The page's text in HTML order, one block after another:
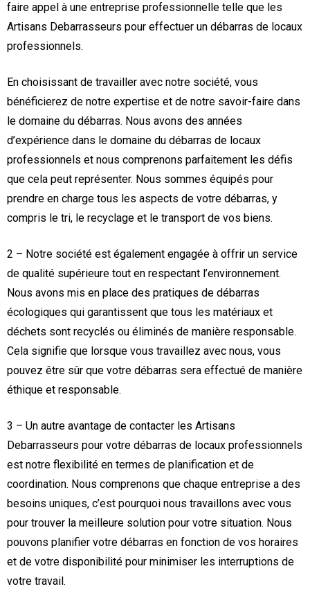
faire appel à une entreprise professionnelle telle que les
Artisans Debarrasseurs pour effectuer un débarras de locaux
professionnels.
En choisissant de travailler avec notre société, vous
bénéficierez de notre expertise et de notre savoir-faire dans
le domaine du débarras. Nous avons des années
d’expérience dans le domaine du débarras de locaux
professionnels et nous comprenons parfaitement les défis
que cela peut représenter. Nous sommes équipés pour
prendre en charge tous les aspects de votre débarras, y
compris le tri, le recyclage et le transport de vos biens.
2 – Notre société est également engagée à offrir un service
de qualité supérieure tout en respectant l’environnement.
Nous avons mis en place des pratiques de débarras
écologiques qui garantissent que tous les matériaux et
déchets sont recyclés ou éliminés de manière responsable.
Cela signifie que lorsque vous travaillez avec nous, vous
pouvez être sûr que votre débarras sera effectué de manière
éthique et responsable.
3 – Un autre avantage de contacter les Artisans
Debarrasseurs pour votre débarras de locaux professionnels
est notre flexibilité en termes de planification et de
coordination. Nous comprenons que chaque entreprise a des
besoins uniques, c’est pourquoi nous travaillons avec vous
pour trouver la meilleure solution pour votre situation. Nous
pouvons planifier votre débarras en fonction de vos horaires
et de votre disponibilité pour minimiser les interruptions de
votre travail.